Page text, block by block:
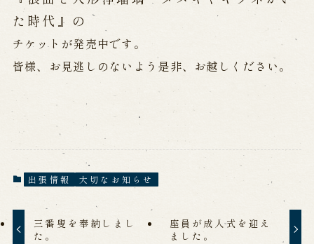
近日開催の公演
出張公演
海外旅行客向け特別公演「くにうみ」
歴史
淡路島と国生み神話
淡路人形浄瑠璃の歴史
淡路人形独自の演目
淡路人形の広がり
た時代』の
チケットが発売中です。
皆様、お見逃しのないよう是非、お越しください。
出張情報 大切なお知らせ
三番叟を奉納しまし
た。
座員が成人式を迎え
ました。